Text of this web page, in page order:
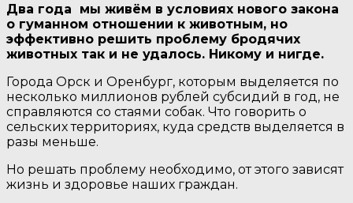
Два года мы живём в условиях нового закона
о гуманном отношении к животным, но
эффективно решить проблему бродячих
животных так и не удалось. Никому и нигде.
Города Орск и Оренбург, которым выделяется по
несколько миллионов рублей субсидий в год, не
справляются со стаями собак. Что говорить о
сельских территориях, куда средств выделяется в
разы меньше.
Но решать проблему необходимо, от этого зависят
жизнь и здоровье наших граждан.